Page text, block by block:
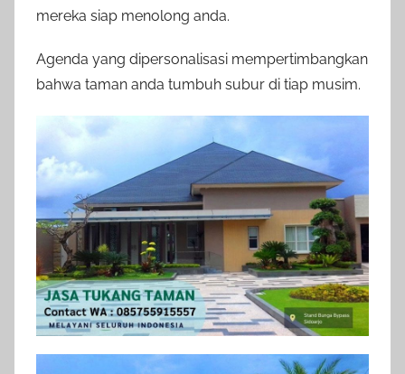
mereka siap menolong anda.
Agenda yang dipersonalisasi mempertimbangkan
bahwa taman anda tumbuh subur di tiap musim.